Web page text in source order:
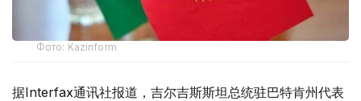
Фото: Kazinform
据Interfax通讯社报道，吉尔吉斯斯坦总统驻巴特肯州代表